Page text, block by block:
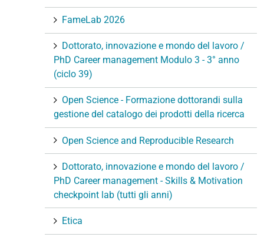
FameLab 2026
Dottorato, innovazione e mondo del lavoro /
PhD Career management Modulo 3 - 3° anno
(ciclo 39)
Open Science - Formazione dottorandi sulla
gestione del catalogo dei prodotti della ricerca
Open Science and Reproducible Research
Dottorato, innovazione e mondo del lavoro /
PhD Career management - Skills & Motivation
checkpoint lab (tutti gli anni)
Etica